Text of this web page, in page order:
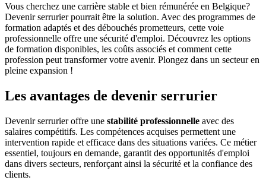
Vous cherchez une carrière stable et bien rémunérée en Belgique?
Devenir serrurier pourrait être la solution. Avec des programmes de
formation adaptés et des débouchés prometteurs, cette voie
professionnelle offre une sécurité d'emploi. Découvrez les options
de formation disponibles, les coûts associés et comment cette
profession peut transformer votre avenir. Plongez dans un secteur en
pleine expansion !
Les avantages de devenir serrurier
Devenir serrurier offre une stabilité professionnelle avec des
salaires compétitifs. Les compétences acquises permettent une
intervention rapide et efficace dans des situations variées. Ce métier
essentiel, toujours en demande, garantit des opportunités d'emploi
dans divers secteurs, renforçant ainsi la sécurité et la confiance des
clients.